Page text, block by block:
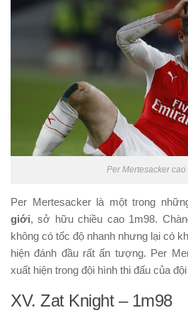
Per Mertesacker cao
Per Mertesacker là một trong
giới, sở hữu chiều cao 1m98.
không có tốc độ nhanh nhưng lại có
hiện đánh đầu rất ấn tượng. Per
xuất hiện trong đội hình thi đấu của
XV. Zat Knight – 1m98